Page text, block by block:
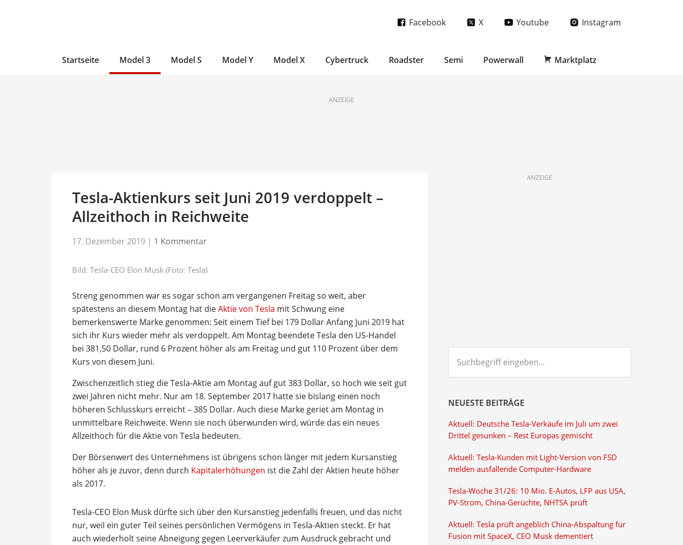
Facebook X Youtube Instagram
Startseite Model 3 Model S Model Y Model X Cybertruck Roadster Semi Powerwall Marktplatz
ANZEIGE
Tesla-Aktienkurs seit Juni 2019 verdoppelt –
Allzeithoch in Reichweite
17. Dezember 2019 | 1 Kommentar
Bild: Tesla-CEO Elon Musk (Foto: Tesla)
Streng genommen war es sogar schon am vergangenen Freitag so weit, aber
spätestens an diesem Montag hat dieAktie von Tesla mit Schwung eine
bemerkenswerte Marke genommen: Seit einem Tief bei 179 Dollar Anfang Juni 2019 hat
sich ihr Kurs wieder mehr als verdoppelt. Am Montag beendete Tesla den US-Handel
bei 381,50 Dollar, rund 6 Prozent höher als am Freitag und gut 110 Prozent über dem
Kurs von diesem Juni.
Zwischenzeitlich stieg die Tesla-Aktie am Montag auf gut 383 Dollar, so hoch wie seit gut
zwei Jahren nicht mehr. Nur am 18. September 2017 hatte sie bislang einen noch
höheren Schlusskurs erreicht – 385 Dollar. Auch diese Marke geriet am Montag in
unmittelbare Reichweite. Wenn sie noch überwunden wird, würde das ein neues
Allzeithoch für die Aktie von Tesla bedeuten.
Der Börsenwert des Unternehmens ist übrigens schon länger mit jedem Kursanstieg
höher als je zuvor, denn durch Kapitalerhöhungen ist die Zahl der Aktien heute höher
als 2017.
Tesla-CEO Elon Musk dürfte sich über den Kursanstieg jedenfalls freuen, und das nicht
nur, weil ein guter Teil seines persönlichen Vermögens in Tesla-Aktien steckt. Er hat
auch wiederholt seine Abneigung gegen Leerverkäufer zum Ausdruck gebracht und
ANZEIGE
eingeben...
NEUESTE BEITRÄGE
Aktuell: Deutsche Tesla-Verkäufe im Juli um zwei
Drittel gesunken – Rest Europas gemischt
Aktuell: Tesla-Kunden mit Light-Version von FSD
melden ausfallende Computer-Hardware
Tesla-Woche 31/26: 10 Mio. E-Autos, LFP aus USA,
PV-Strom, China-Gerüchte, NHTSA prüft
Aktuell: Tesla prüft angeblich China-Abspaltung für
Fusion mit SpaceX, CEO Musk dementiert